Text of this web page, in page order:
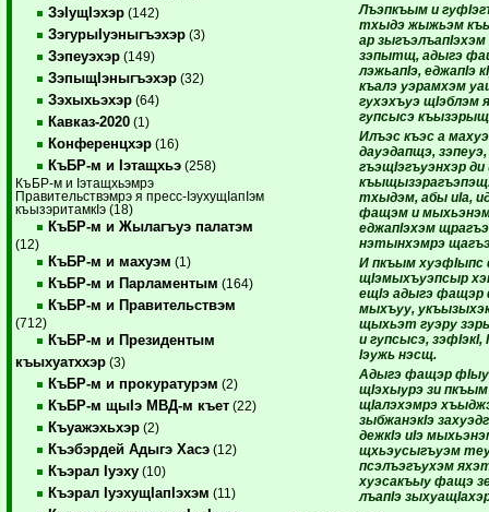
ЗэIущIэхэр (142)
ЗэгурыIуэныгъэхэр (3)
Зэпеуэхэр (149)
ЗэпыщIэныгъэхэр (32)
Зэхыхьэхэр (64)
Кавказ-2020 (1)
Конференцхэр (16)
КъБР-м и Iэтащхьэ (258)
КъБР-м и Iэтащхьэмрэ
Правительствэмрэ я пресс-IэухущIапIэм
къызэритамкIэ (18)
КъБР-м и Жылагъуэ палатэм
(12)
КъБР-м и махуэм (1)
КъБР-м и Парламентым (164)
КъБР-м и Правительствэм
(712)
КъБР-м и Президентым
къыхуатххэр (3)
КъБР-м и прокуратурэм (2)
КъБР-м щыIэ МВД-м къет (22)
Къуажэхьхэр (2)
Къэбэрдей Адыгэ Хасэ (12)
Къэрал Iуэху (10)
Къэрал IуэхущIапIэхэм (11)
Лъэпкъым и
тхыдэ жыжьэм
ар
зэпытщ, адыгэ
лэжьапIэ, еджапIэ
къалэ уэрамхэм
гухэхъуэ щIэблэм
гупсысэ
Илъэс къэс а
дауэдапщэ,
гъэщIэгъуэнхэр
тхыдэм, абы иIа,
фащэм и
еджапIэхэм
нэтынхэмрэ
И пкъым хуэфIыпс
щIэмыхъуэпсыр
ещIэ адыгэ фащэр
мыхъуу,
щыхьэт гуэру
и гупсысэ,
Iэужь нэсщ.
Адыгэ фащэр
щIэхыурэ зи
щIалэхэмрэ
зыбжанэкIэ
дежкIэ иIэ
щхьэусыгъуэм
псэлъэгъухэм
хуэсакъыу фащэ
лъапIэ зыхуащIа